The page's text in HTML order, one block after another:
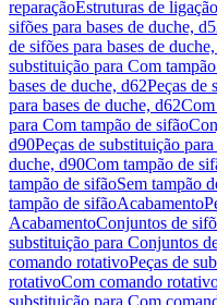
reparaçãoEstruturas de
sifões para bases de duche,
de sifões para bases de
substituição para Com
bases de duche, d62Peças de
para bases de duche, d62Com
para Com tampão de sifão
d90Peças de substituição
duche, d90Com tampão de
tampão de sifãoSem tampão
tampão de sifãoAcabamento
AcabamentoConjuntos de
substituição para Conjuntos
comando rotativoPeças de
rotativoCom comando
substituição para Com